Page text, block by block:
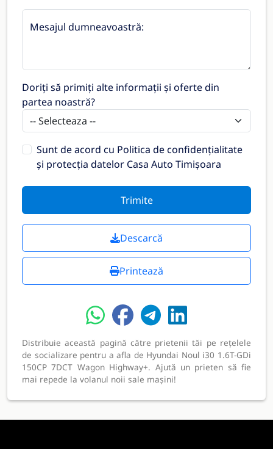
Mesajul dumneavoastră:
Doriți să primiți alte informații și oferte din
partea noastră?
Sunt de acord cu Politica de confidențialitate
și protecția datelor Casa Auto Timișoara
Trimite
Descarcă
Printează
Distribuie această pagină către prietenii tăi pe rețelele
de socializare pentru a afla de Hyundai Noul i30 1.6T-GDi
150CP 7DCT Wagon Highway+. Ajută un prieten să fie
mai repede la volanul noii sale mașini!